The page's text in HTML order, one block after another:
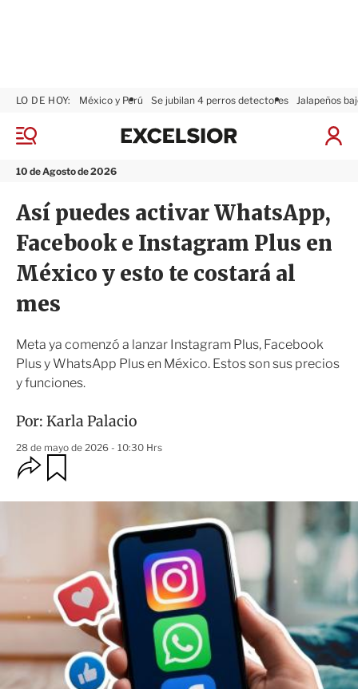
M
n
10 de Agosto de 2026
LO DE HOY: México y Perú Se jubilan 4 perros detectores Jalapeños
I
x
s
i
r
Así puedes activar WhatsApp,
Facebook e Instagram Plus en
México y esto te costará al
mes
Meta ya comenzó a lanzar Instagram Plus, Facebook
Plus y WhatsApp Plus en México. Estos son sus precios
y funciones.
Por: Karla Palacio
28 de mayo de 2026 - 10:30 Hrs
O
p
i
d
c
o
p
a
r